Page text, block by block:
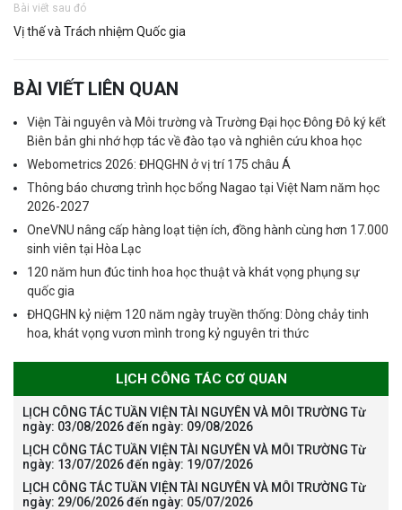
Bài viết sau đó
Vị thế và Trách nhiệm Quốc gia
BÀI VIẾT LIÊN QUAN
Viện Tài nguyên và Môi trường và Trường Đại học Đông Đô ký kết
Biên bản ghi nhớ hợp tác về đào tạo và nghiên cứu khoa học
Webometrics 2026: ĐHQGHN ở vị trí 175 châu Á
Thông báo chương trình học bổng Nagao tại Việt Nam năm học
2026-2027
OneVNU nâng cấp hàng loạt tiện ích, đồng hành cùng hơn 17.000
sinh viên tại Hòa Lạc
120 năm hun đúc tinh hoa học thuật và khát vọng phụng sự
quốc gia
ĐHQGHN kỷ niệm 120 năm ngày truyền thống: Dòng chảy tinh
hoa, khát vọng vươn mình trong kỷ nguyên tri thức
LỊCH CÔNG TÁC CƠ QUAN
LỊCH CÔNG TÁC TUẦN VIỆN TÀI NGUYÊN VÀ MÔI TRƯỜNG Từ
ngày: 03/08/2026 đến ngày: 09/08/2026
LỊCH CÔNG TÁC TUẦN VIỆN TÀI NGUYÊN VÀ MÔI TRƯỜNG Từ
ngày: 13/07/2026 đến ngày: 19/07/2026
LỊCH CÔNG TÁC TUẦN VIỆN TÀI NGUYÊN VÀ MÔI TRƯỜNG Từ
ngày: 29/06/2026 đến ngày: 05/07/2026